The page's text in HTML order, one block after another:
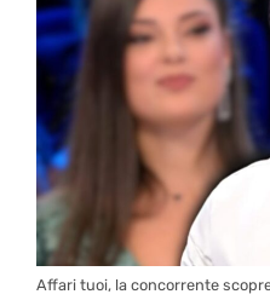
Affari tuoi, la concorrente